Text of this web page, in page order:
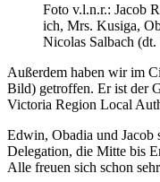
Foto v.l.n.r.: Jacob
ich, Mrs. Kusiga,
Nicolas Salbach
Außerdem haben wir im
Bild) getroffen. Er ist der
Victoria Region Local
Edwin, Obadia und Jacob
Delegation, die Mitte bis
Alle freuen sich schon